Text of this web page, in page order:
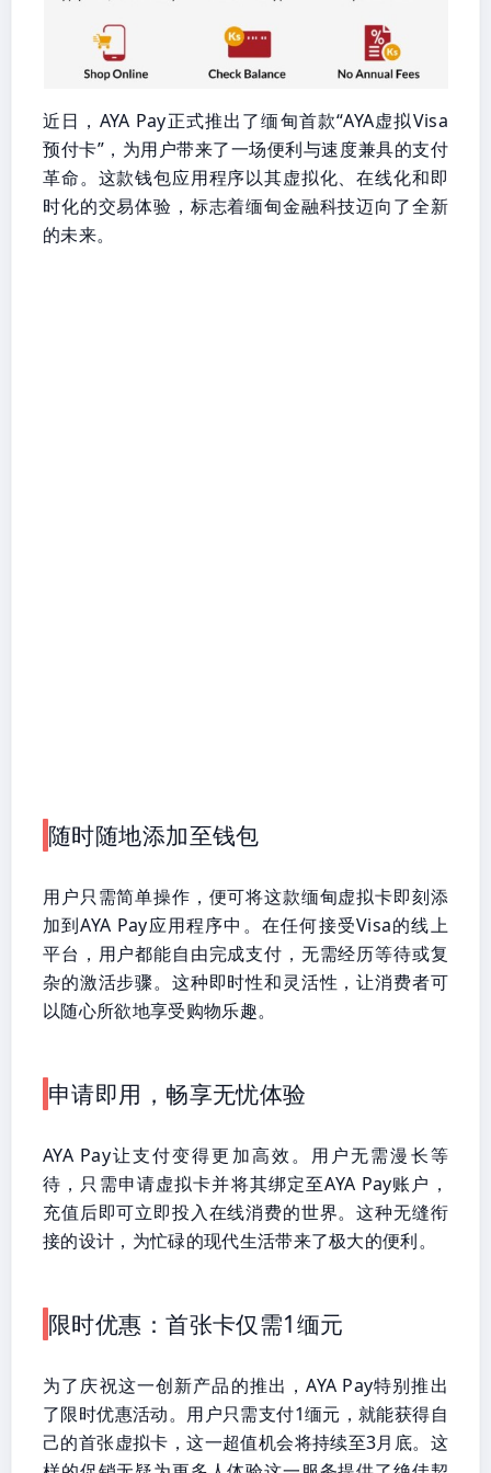
近日，AYA Pay正式推出了缅甸首款“AYA虚拟Visa
预付卡”，为用户带来了一场便利与速度兼具的支付
革命。这款钱包应用程序以其虚拟化、在线化和即
时化的交易体验，标志着缅甸金融科技迈向了全新
的未来。
随时随地添加至钱包
用户只需简单操作，便可将这款缅甸虚拟卡即刻添
加到AYA Pay应用程序中。在任何接受Visa的线上
平台，用户都能自由完成支付，无需经历等待或复
杂的激活步骤。这种即时性和灵活性，让消费者可
以随心所欲地享受购物乐趣。
申请即用，畅享无忧体验
AYA Pay让支付变得更加高效。用户无需漫长等
待，只需申请虚拟卡并将其绑定至AYA Pay账户，
充值后即可立即投入在线消费的世界。这种无缝衔
接的设计，为忙碌的现代生活带来了极大的便利。
限时优惠：首张卡仅需1缅元
为了庆祝这一创新产品的推出，AYA Pay特别推出
了限时优惠活动。用户只需支付1缅元，就能获得自
己的首张虚拟卡，这一超值机会将持续至3月底。这